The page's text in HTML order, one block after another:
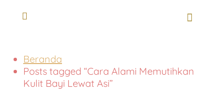
Beranda
Posts tagged “Cara Alami Memutihkan
Kulit Bayi Lewat Asi”